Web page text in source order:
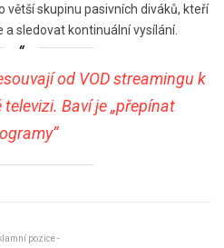
větší skupinu pasivních diváků, kteří
sledovat kontinuální vysílání.
od VOD streamingu k
Baví je „přepínat
pozice -